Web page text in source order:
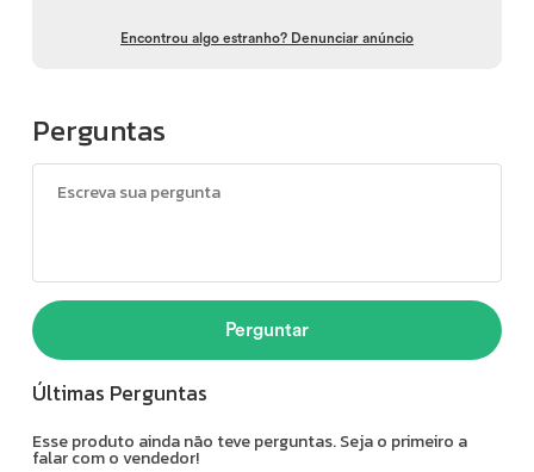
Perguntas
Perguntar
Últimas Perguntas
Esse produto ainda não teve perguntas. Seja o primeiro a
falar com o vendedor!
Encontrou algo estranho? Denunciar anúncio